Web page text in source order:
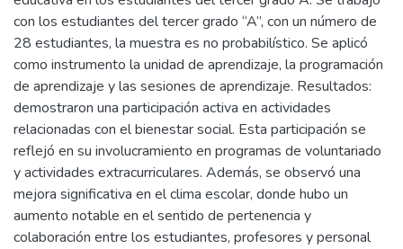
con los estudiantes del tercer grado “A”, con un número de
28 estudiantes, la muestra es no probabilístico. Se aplicó
como instrumento la unidad de aprendizaje, la programación
de aprendizaje y las sesiones de aprendizaje. Resultados:
demostraron una participación activa en actividades
relacionadas con el bienestar social. Esta participación se
reflejó en su involucramiento en programas de voluntariado
y actividades extracurriculares. Además, se observó una
mejora significativa en el clima escolar, donde hubo un
aumento notable en el sentido de pertenencia y
colaboración entre los estudiantes, profesores y personal